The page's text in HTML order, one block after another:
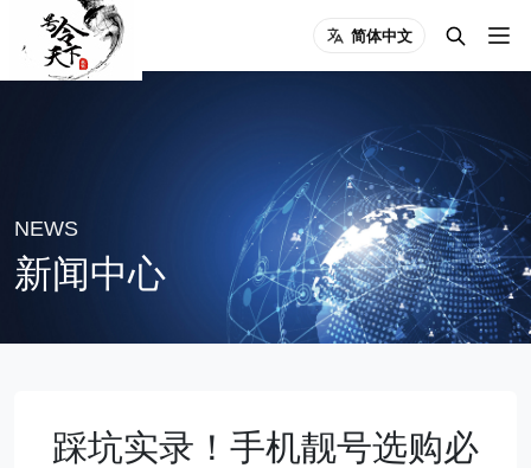
简体中文
NEWS
新闻中心
踩坑实录！手机靓号选购必